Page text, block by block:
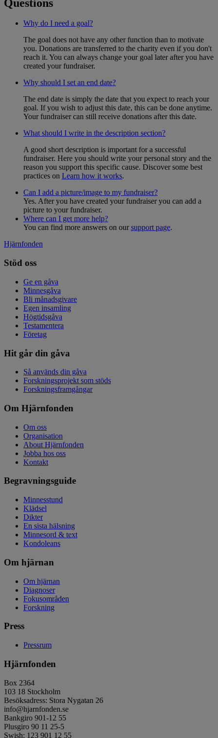
Questions
Why do I need a goal?
The goal does not have any other function than to motivate
you. Donations are transferred to the charity even if you don't
reach it. You can always change your goal later after you have
created your fundraiser.
Why should I set an end date?
The end date is simply the date that you expect to reach your
goal. If you wish to adjust this date, this can be done anytime.
Your fundraiser can still receive donations after this date.
What should I write in the description section?
A good short description is important for a successful
fundraiser. Here you should write your personal story and the
reason you support this specific cause. Discover some best
practices on Learn how it works.
Can I add a picture/image to my fundraiser?
Yes. After you have created your fundraiser you can add a
picture to your fundraiser.
Where can I get more help?
You can find more answers on oursupport page.
Hjärnfonden
Stöd oss
Ge en gåva
Minnesgåva
Bli månadsgivare
Egen insamling
Högtidsgåva
Testamentera
Företag
Hit går din gåva
Så används din gåva
Forskningsprojekt som stöds
Forskningsframgångar
Om Hjärnfonden
Om oss
Organisation
About Hjärnfonden
Jobba hos oss
Kontakt
Begravningsguide
Minnesstund
Klädsel
Dikter
En sista hälsning
Minnesord & text
Kondoleans
Om hjärnan
Om hjärnan
Diagnoser
Fokusområden
Forskning
Press
Pressrum
Hjärnfonden
Box 2364
103 18 Stockholm
Besöksadress: Stora Nygatan 26
info@hjarnfonden.se
Bankgiro 901-12 55
Plusgiro 90 11 25-5
Swish: 123 901 12 55